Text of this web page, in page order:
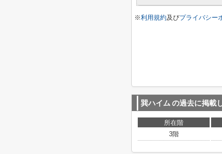
※利用規約及びプライバシー
巽ハイム の過去に掲載
所在階
3階